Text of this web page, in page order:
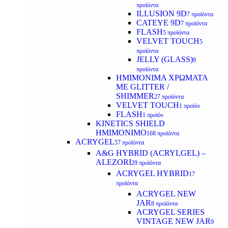
προϊόντα
ILLUSION 9D7 προϊόντα
CATEYE 9D7 προϊόντα
FLASH5 προϊόντα
VELVET TOUCH5
προϊόντα
JELLY (GLASS)9
προϊόντα
ΗΜΙΜΟΝΙΜA ΧΡΩΜΑΤΑ
ΜΕ GLITTER /
SHIMMER27 προϊόντα
VELVET TOUCH1 προϊόν
FLASH1 προϊόν
KINETICS SHIELD
ΗΜΙΜΟΝΙΜΟ168 προϊόντα
ACRYGEL57 προϊόντα
A&G HYBRID (ACRYLGEL) –
ALEZORI29 προϊόντα
ACRYGEL HYBRID17
προϊόντα
ACRYGEL NEW
JAR8 προϊόντα
ACRYGEL SERIES
VINTAGE NEW JAR9